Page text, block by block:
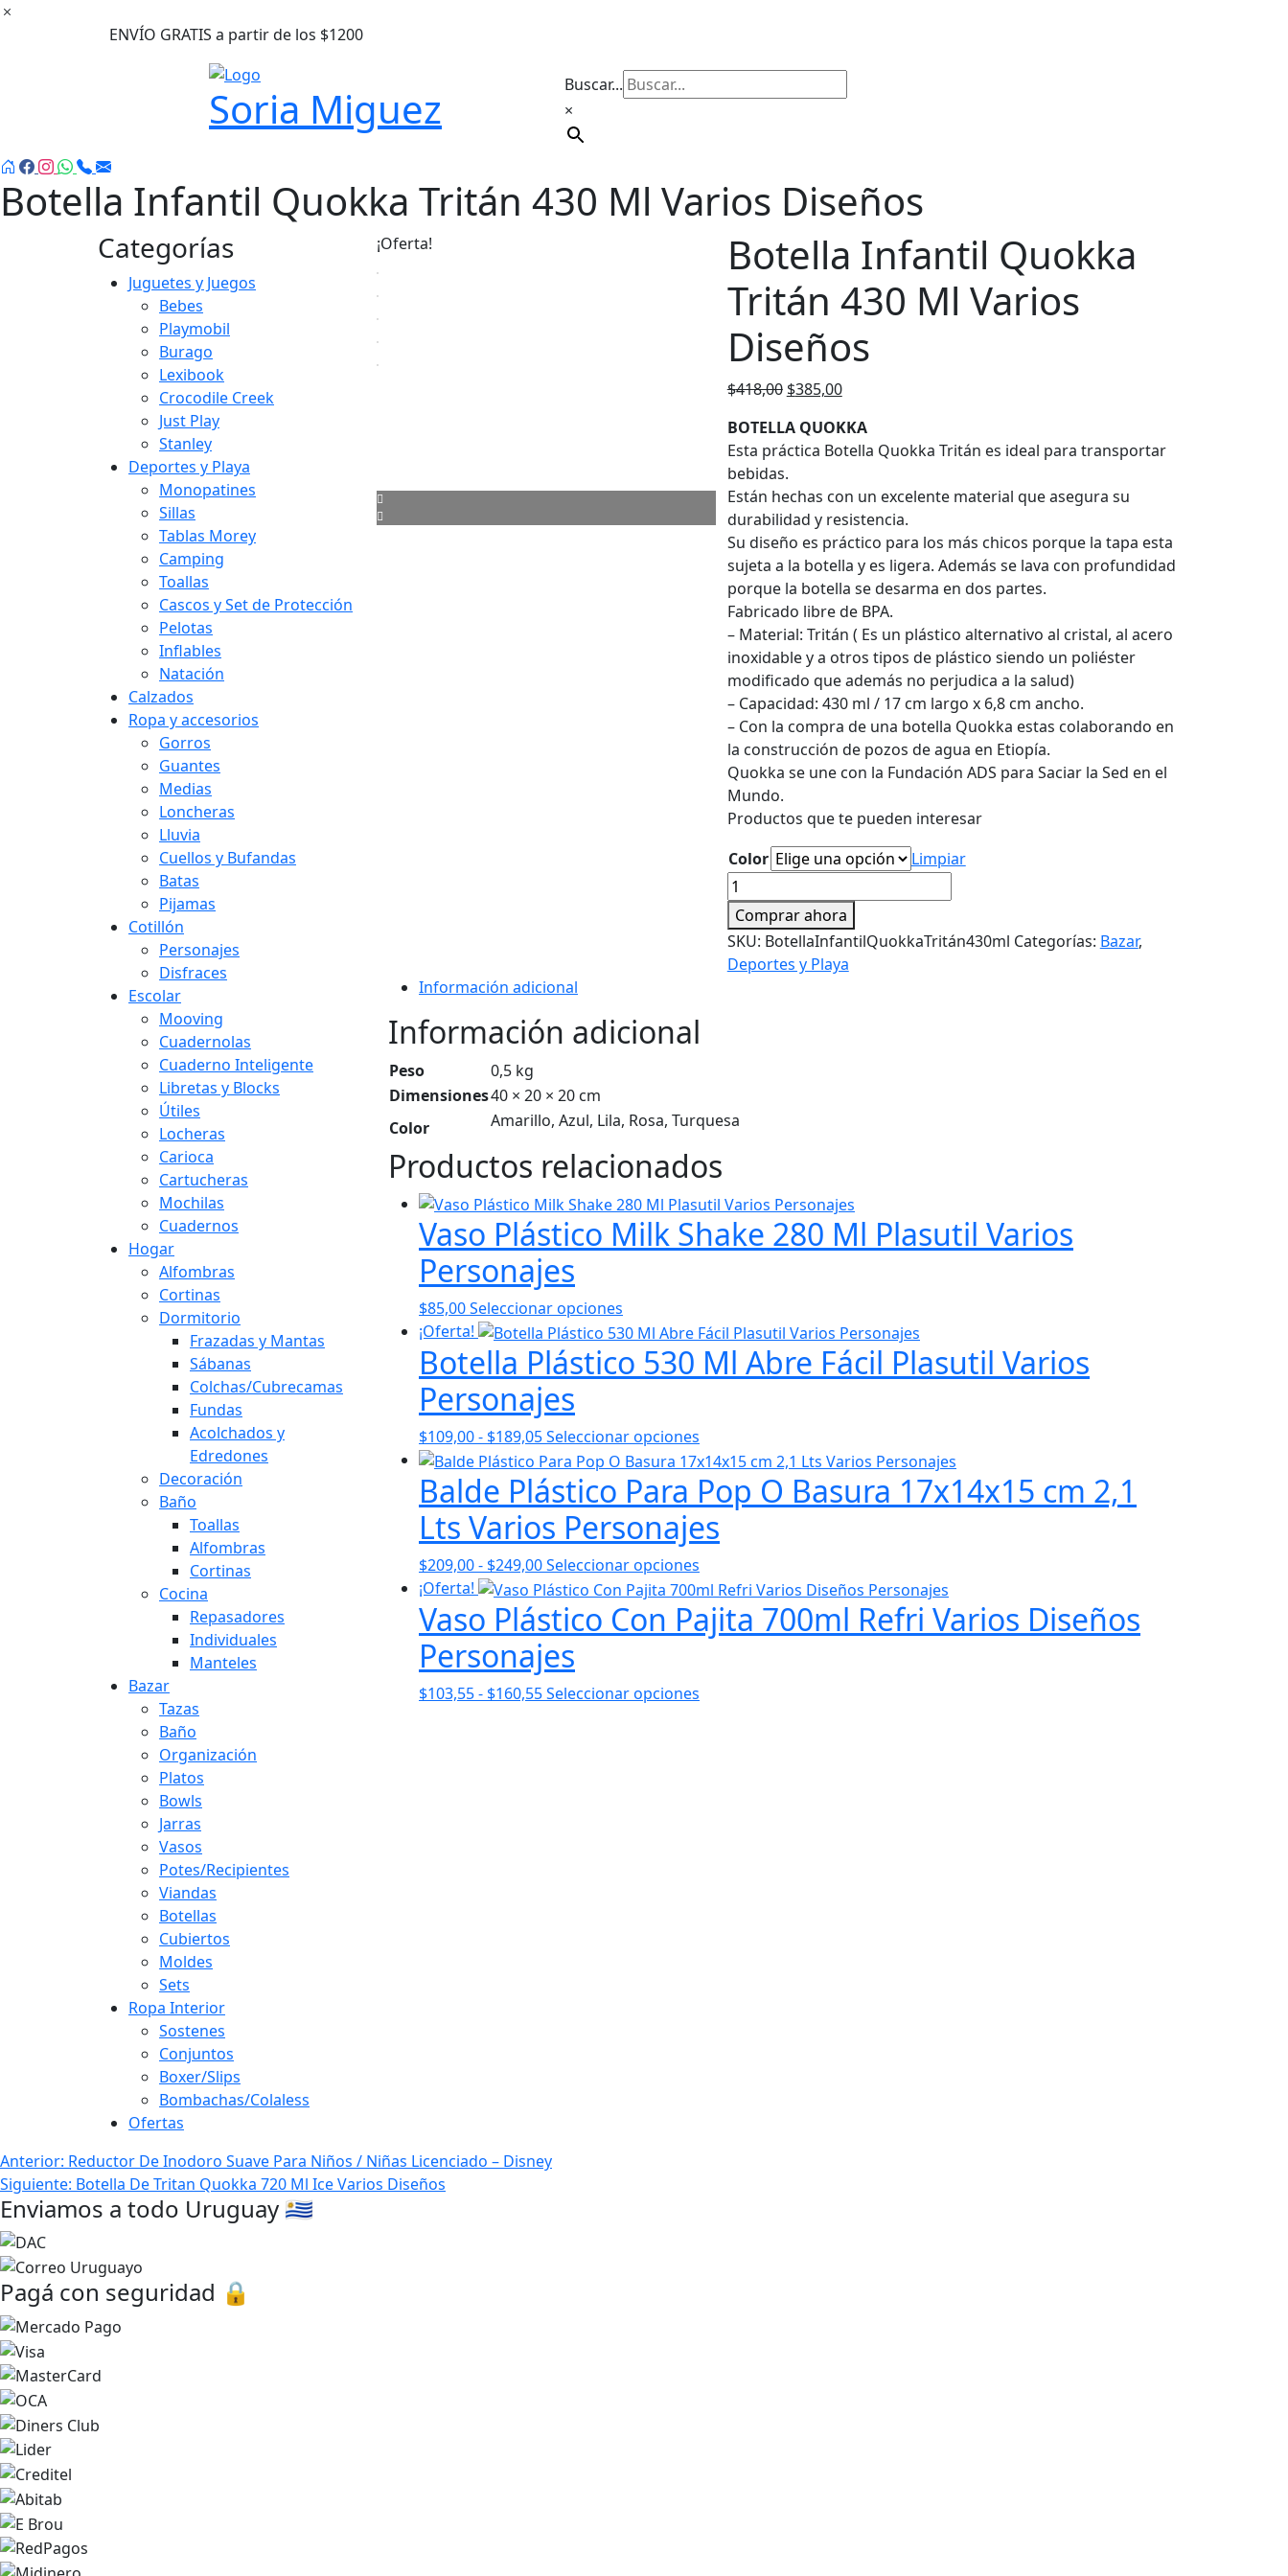
Ir
ENVÍO GRATIS a partir de los $1200
Soria Miguez
Buscar...
×
Botella Infantil Quokka Tritán 430 Ml Varios Diseños
Categorías
Juguetes y Juegos
Bebes
Playmobil
Burago
Lexibook
Crocodile Creek
Just Play
Stanley
Deportes y Playa
Monopatines
Sillas
Tablas Morey
Camping
Toallas
Cascos y Set de Protección
Pelotas
Inflables
Natación
Calzados
Ropa y accesorios
Gorros
Guantes
Medias
Loncheras
Lluvia
Cuellos y Bufandas
Batas
Pijamas
Cotillón
Personajes
Disfraces
Escolar
Mooving
Cuadernolas
Cuaderno Inteligente
Libretas y Blocks
Útiles
Locheras
Carioca
Cartucheras
Mochilas
Cuadernos
Hogar
Alfombras
Cortinas
Dormitorio
Frazadas y Mantas
Sábanas
Colchas/Cubrecamas
Fundas
Acolchados y
Edredones
Decoración
Baño
Toallas
Alfombras
Cortinas
Cocina
Repasadores
Individuales
Manteles
Bazar
Tazas
Baño
Organización
Platos
Bowls
Jarras
Vasos
Potes/Recipientes
Viandas
Botellas
Cubiertos
Moldes
Sets
Ropa Interior
Sostenes
Conjuntos
Boxer/Slips
Bombachas/Colaless
Ofertas
¡Oferta!
Botella Infantil Quokka
Tritán 430 Ml Varios
Diseños
$418,00 El
original
era:
$418,00.
$385,00El
actual
es:
BOTELLA QUOKKA
Esta práctica Botella Quokka Tritán es ideal para transportar
bebidas.
Están hechas con un excelente material que asegura su
durabilidad y resistencia.
Su diseño es práctico para los más chicos porque la tapa esta
sujeta a la botella y es ligera. Además se lava con profundidad
porque la botella se desarma en dos partes.
Fabricado libre de BPA.
– Material: Tritán ( Es un plástico alternativo al cristal, al acero
inoxidable y a otros tipos de plástico siendo un poliéster
modificado que además no perjudica a la salud)
– Capacidad: 430 ml / 17 cm largo x 6,8 cm ancho.
– Con la compra de una botella Quokka estas colaborando en
la construcción de pozos de agua en Etiopía.
Quokka se une con la Fundación ADS para Saciar la Sed en el
Mundo.
Productos que te pueden interesar
Color
Limpiar
Botella
Infantil
Quokka
Tritán
430
Comprar ahora
SKU: BotellaInfantilQuokkaTritán430ml Categorías: Bazar,
Deportes y Playa
Información adicional
Información adicional
Peso
0,5 kg
Dimensiones40 × 20 × 20 cm
Color
Amarillo, Azul, Lila, Rosa, Turquesa
Productos relacionados
Vaso Plástico Milk Shake 280 Ml Plasutil Varios
Personajes
$85,00Seleccionar opciones
¡Oferta!
Botella Plástico 530 Ml Abre Fácil Plasutil Varios
Personajes
$109,00- $189,05Rango
de
precios:
desde
$109,00
hasta
$189,05
Seleccionar opciones
Balde Plástico Para Pop O Basura 17x14x15 cm 2,1
Lts Varios Personajes
$209,00- $249,00Rango
de
precios:
desde
$209,00
hasta
$249,00
Seleccionar opciones
¡Oferta!
Vaso Plástico Con Pajita 700ml Refri Varios Diseños
Personajes
$103,55- $160,55Rango
Seleccionar opciones
Navegación
de
entradas
Anterior: Reductor De Inodoro Suave Para Niños / Niñas Licenciado – Disney
Siguiente: Botella De Tritan Quokka 720 Ml Ice Varios Diseños
Enviamos a todo Uruguay 🇺🇾
Pagá con seguridad 🔒